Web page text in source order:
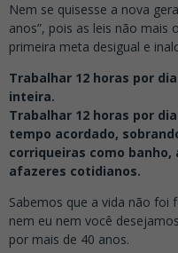
Nem se quisesse a nova
anos”, pois as leis não
primeira meta desigual e
Trabalhar 12 horas por
inteira.
Trabalhar 12 horas por
tempo acordado,
corriqueiras como
afazeres cotidianos.
Sabemos que a vida não foi
nem eu nem você
por mais de 40 anos.